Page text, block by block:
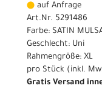
auf Anfrage
Art.Nr. 5291486
Farbe: SATIN
Geschlecht: Uni
Rahmengröße: XL
pro Stück (inkl.
Gratis Versand